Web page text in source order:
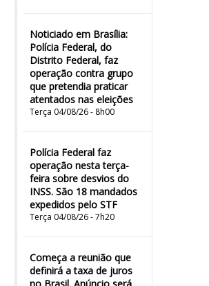
Noticiado em Brasília:
Polícia Federal, do
Distrito Federal, faz
operação contra grupo
que pretendia praticar
atentados nas eleições
Terça 04/08/26 - 8h00
Polícia Federal faz
operação nesta terça-
feira sobre desvios do
INSS. São 18 mandados
expedidos pelo STF
Terça 04/08/26 - 7h20
Começa a reunião que
definirá a taxa de juros